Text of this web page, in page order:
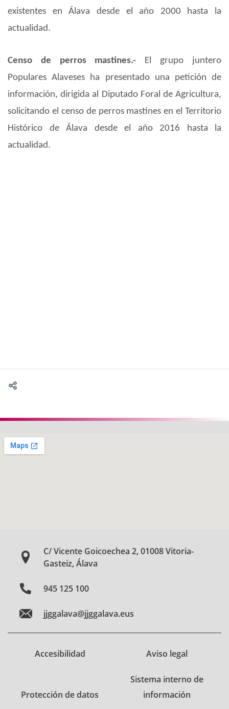
existentes en Álava desde el año 2000 hasta la
actualidad.
Censo de perros mastines.- El grupo juntero
Populares Alaveses ha presentado una petición de
información, dirigida al Diputado Foral de Agricultura,
solicitando el censo de perros mastines en el Territorio
Histórico de Álava desde el año 2016 hasta la
actualidad.
C/ Vicente Goicoechea 2, 01008 Vitoria-
Gasteiz, Álava
945 125 100
jjggalava@jjggalava.eus
Accesibilidad Aviso legal
Protección de datos
Sistema interno de
información